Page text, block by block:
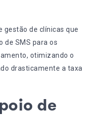
de clínicas que
SMS para os
otimizando o
drasticamente a taxa
de